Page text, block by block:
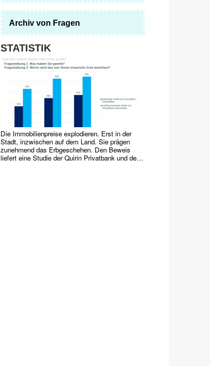
Archiv von Fragen
STATISTIK
Die Immobilienpreise explodieren. Erst in der
Stadt, inzwischen auf dem Land. Sie prägen
zunehmend das Erbgeschehen. Den Beweis
liefert eine Studie der Quirin Privatbank und des